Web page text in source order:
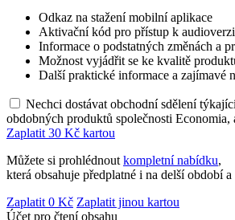
Odkaz na stažení mobilní aplikace
Aktivační kód pro přístup k
Informace o podstatných změnách a
Možnost vyjádřit se ke kvalitě
Další praktické informace a zajímavé
Nechci dostávat obchodní sdělení
obdobných produktů společnosti Economia,
Zaplatit 30 Kč kartou
Můžete si prohlédnout kompletní nabídku,
která obsahuje předplatné i na delší období
Zaplatit 0 Kč Zaplatit jinou kartou
Účet pro čtení obsahu